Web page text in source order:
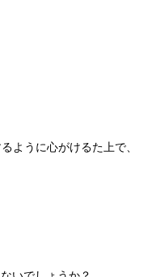
ように心がけるた上で、